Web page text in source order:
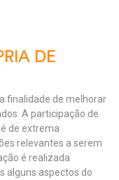
DE
finalidade de melhorar
A participação de
de extrema
relevantes a serem
é realizada
alguns aspectos do